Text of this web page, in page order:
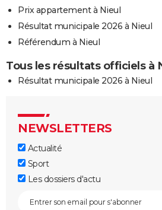
Prix appartement à Nieul
Résultat municipale 2026 à Nieul
Référendum à Nieul
Tous les résultats officiels à
Résultat municipale 2026 à Nieul
NEWSLETTERS
Actualité
Sport
Les dossiers d'actu